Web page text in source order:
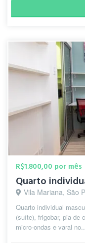
R$1.800,00 por mês
Vila Mariana, São
Quarto individual
(suíte), frigobar, pia de
micro-ondas e varal